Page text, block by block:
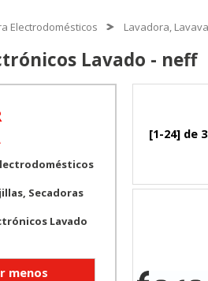
Electrodomésticos Lavadora,
Lavado - neff
Secadoras
Lavado
[1-24] de